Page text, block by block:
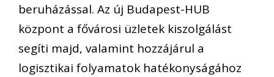
beruházással. Az új Budapest-HUB
központ a fővárosi üzletek kiszolgálást
segíti majd, valamint hozzájárul a
logisztikai folyamatok hatékonyságához